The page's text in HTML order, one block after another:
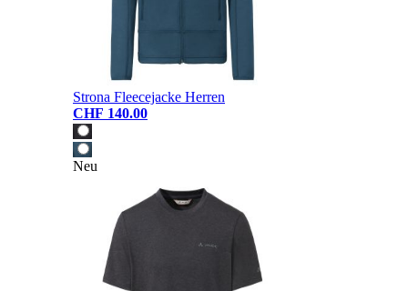
Strona Fleecejacke Herren
CHF 140.00
Neu